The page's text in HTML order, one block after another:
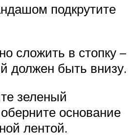
подкрутите
сложить в стопку –
должен быть внизу.
зеленый
основание
лентой.